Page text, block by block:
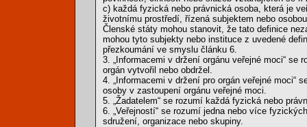
c) každá fyzická nebo právnická osoba, která je
životnímu prostředí, řízená subjektem nebo
Členské státy mohou stanovit, že tato definice
mohou tyto subjekty nebo instituce z uvedené
přezkoumání ve smyslu článku 6.
3. „Informacemi v držení orgánu veřejné moci“
orgán vytvořil nebo obdržel.
4. „Informacemi v držení pro orgán veřejné
osoby v zastoupení orgánu veřejné moci.
5. „Žadatelem“ se rozumí každá fyzická nebo
6. „Veřejností“ se rozumí jedna nebo více
sdružení, organizace nebo skupiny.